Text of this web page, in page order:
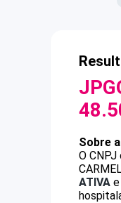
Sobre
O CNPJ
ATIVA